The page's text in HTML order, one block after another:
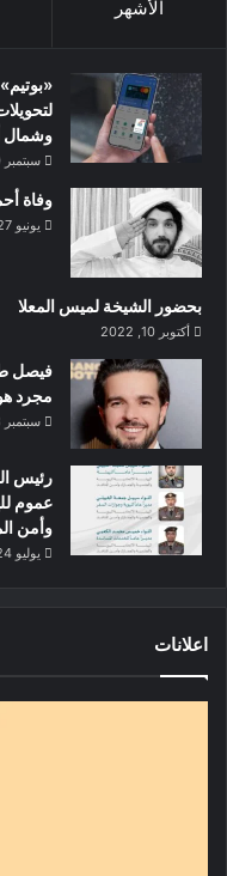
الأشهر
وشمال
سبتمبر 20, 2024
وفاة
يونيو 27, 2024
بحضور الشيخة لميس المعلا
أكتوبر 10, 2022
‏فيصل
مجرد
سبتمبر 28, 2025
رئيس
عموم
وأمن
يوليو 24, 2022
اعلانات